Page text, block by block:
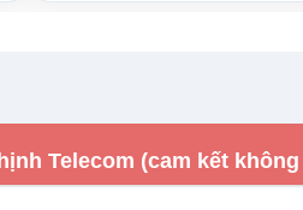
Telecom (cam kết